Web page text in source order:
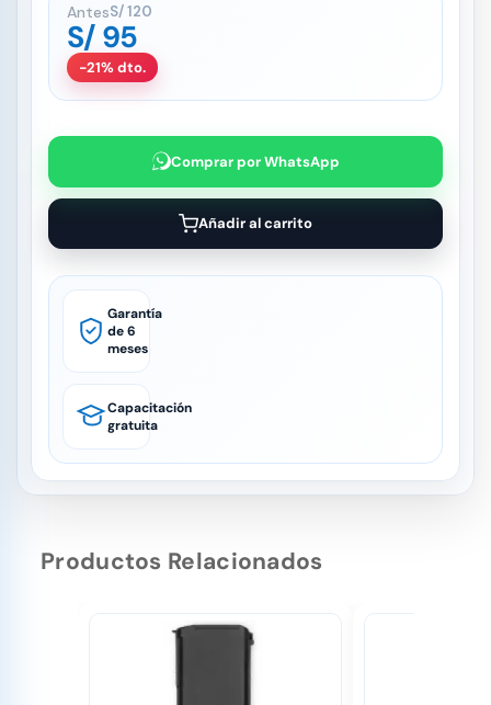
AntesS/120
S/ 95
-21% dto.
Comprar por WhatsApp
Añadir al carrito
Garantía
de 6
meses
Capacitación
gratuita
Productos Relacionados